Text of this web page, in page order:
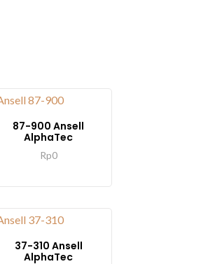
87-900 Ansell
AlphaTec
Rp0
37-310 Ansell
AlphaTec